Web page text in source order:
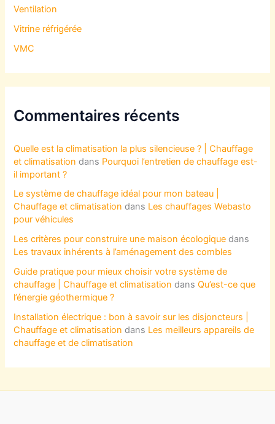
Ventilation
Vitrine réfrigérée
VMC
Commentaires récents
Quelle est la climatisation la plus silencieuse ? | Chauffage
et climatisation dans Pourquoi l’entretien de chauffage est-
il important ?
Le système de chauffage idéal pour mon bateau |
Chauffage et climatisation dans Les chauffages Webasto
pour véhicules
Les critères pour construire une maison écologique dans
Les travaux inhérents à l’aménagement des combles
Guide pratique pour mieux choisir votre système de
chauffage | Chauffage et climatisation dansQu’est-ce que
l’énergie géothermique ?
Installation électrique : bon à savoir sur les disjoncteurs |
Chauffage et climatisation dans Les meilleurs appareils de
chauffage et de climatisation